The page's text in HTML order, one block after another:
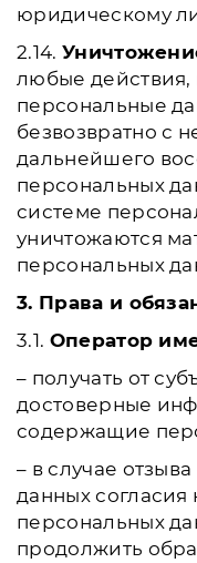
юридическому
2.14.
любые действия,
персональные
безвозвратно с
дальнейшего
персональных
системе
уничтожаются
персональных
3. Права и
3.1. Оператор
– получать от
достоверные
содержащие
– в случае
данных согласия
персональных
продолжить